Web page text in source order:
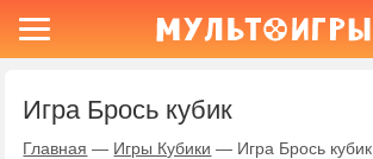
Игра Брось кубик
Главная — Игры Кубики — Игра Брось кубик